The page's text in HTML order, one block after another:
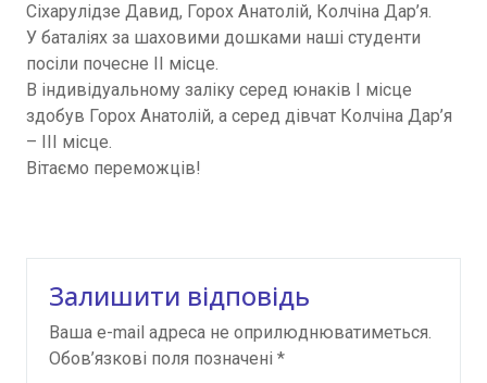
Сіхарулідзе Давид, Горох Анатолій, Колчіна Дар’я.
У баталіях за шаховими дошками наші студенти
посіли почесне ІІ місце.
В індивідуальному заліку серед юнаків І місце
здобув Горох Анатолій, а серед дівчат Колчіна Дар’я
– ІІІ місце.
Вітаємо переможців!
Залишити відповідь
Ваша e-mail адреса не оприлюднюватиметься.
Обов’язкові поля позначені *